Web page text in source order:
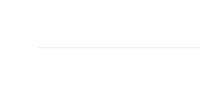
Άνθος!